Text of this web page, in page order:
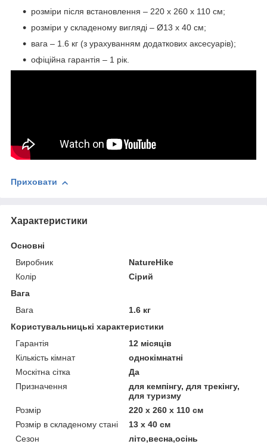
розміри після встановлення – 220 х 260 х 110 см;
розміри у складеному вигляді – Ø13 х 40 см;
вага – 1.6 кг (з урахуванням додаткових аксесуарів);
офіційна гарантія – 1 рік.
Приховати
Характеристики
Основні
Виробник
NatureHike
Колір
Сірий
Вага
Вага
1.6 кг
Користувальницькі характеристики
Гарантія
12 місяців
Кількість кімнат
однокімнатні
Москітна сітка
Да
Призначення
для кемпінгу, для трекінгу,
для туризму
Розмір
220 х 260 х 110 см
Розмір в складеному стані
13 х 40 см
Сезон
літо,весна,осінь